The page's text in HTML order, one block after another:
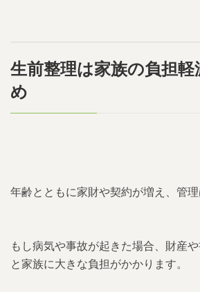
生前整理は家族の負担軽
め
年齢とともに家財や契約が増え、管理
もし病気や事故が起きた場合、財産
と家族に大きな負担がかかります。